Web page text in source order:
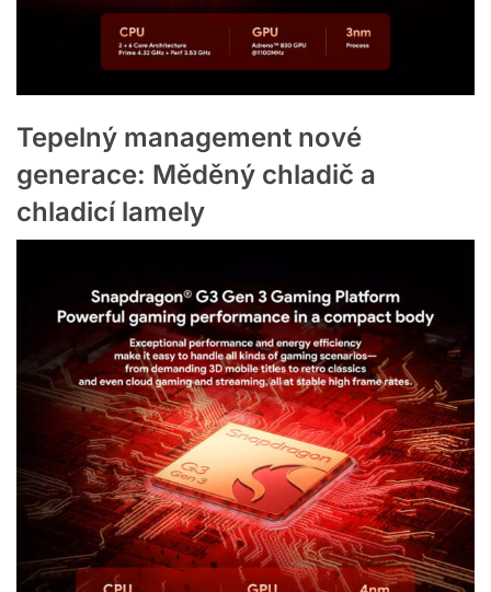
Tepelný management nové
generace: Měděný chladič a
chladicí lamely